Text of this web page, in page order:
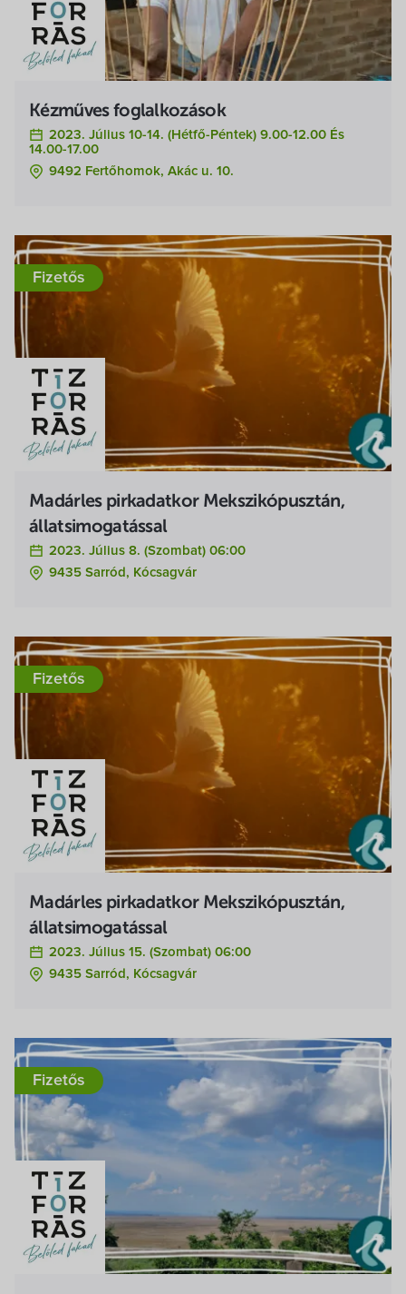
Kézműves foglalkozások
2023. Július 10-14. (hétfő-Péntek) 9.00-12.00 És
14.00-17.00
9492 Fertőhomok, Akác u. 10.
Fizetős
Madárles pirkadatkor Mekszikópusztán,
állatsimogatással
2023. Július 8. (szombat) 06:00
9435 Sarród, Kócsagvár
Fizetős
Madárles pirkadatkor Mekszikópusztán,
állatsimogatással
2023. Július 15. (szombat) 06:00
9435 Sarród, Kócsagvár
Fizetős